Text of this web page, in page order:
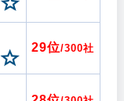
29位/300社